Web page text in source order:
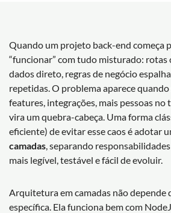
Quando um projeto back-end começa
“funcionar” com tudo misturado: rotas
dados direto, regras de negócio
repetidas. O problema aparece
features, integrações, mais pessoas no
vira um quebra-cabeça. Uma forma
eficiente) de evitar esse caos é adotar
camadas , separando
mais legível, testável e fácil de evoluir.
Arquitetura em camadas não depende
específica. Ela funciona bem com